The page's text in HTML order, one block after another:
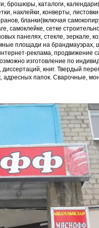
брошюры, каталоги,
наклейки, конверты,
бланки(включая
самоклейке, сетке
панелях, стекле, зеркале,
площади на брандмауэрах,
реклама, продвижение
изготовление по
книг. Твердый
адресных папок. Сварочные,